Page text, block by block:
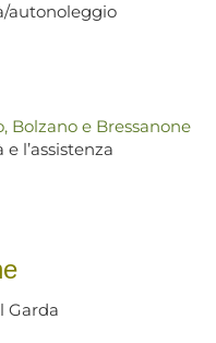
autonoleggio
Bolzano e Bressanone
l’assistenza
Garda